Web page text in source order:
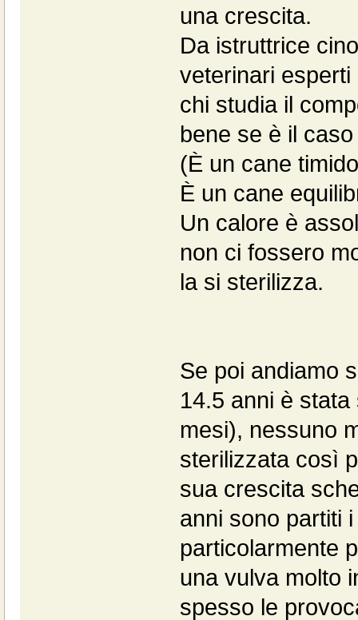
una crescita.
Da istruttrice
veterinari
chi studia il
bene se è il
(È un cane
È un cane
Un calore è
non ci fossero
la si sterilizza.
Se poi andiamo
14.5 anni è
mesi), nessuno
sterilizzata così
sua crescita
anni sono partiti
particolarmente
una vulva molto
spesso le